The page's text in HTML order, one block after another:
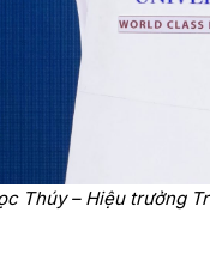
Thúy – Hiệu trưởng